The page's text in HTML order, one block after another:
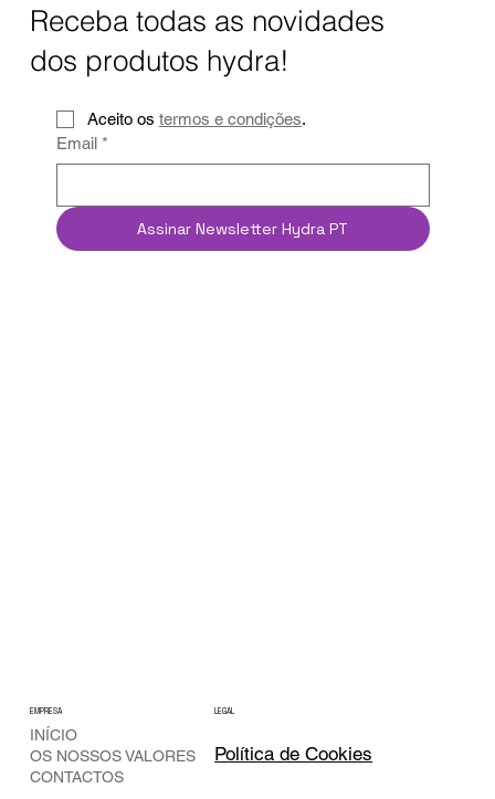
Receba todas as novidades
dos produtos hydra!
Aceito os termos e condições.
Email *
Assinar Newsletter Hydra PT
EMPRESA
INÍCIO
OS NOSSOS VALORES
CONTACTOS
LEGAL
Política de Cookies